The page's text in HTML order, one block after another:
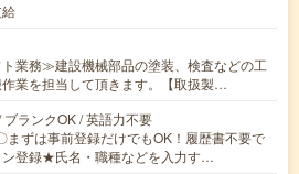
業務≫建設機械部品の塗装、検査などの工
業を担当して頂きます。【取扱製…
ランクOK / 英語力不要
ずは事前登録だけでもOK！履歴書不要で
ン登録★氏名・職種などを入力す…